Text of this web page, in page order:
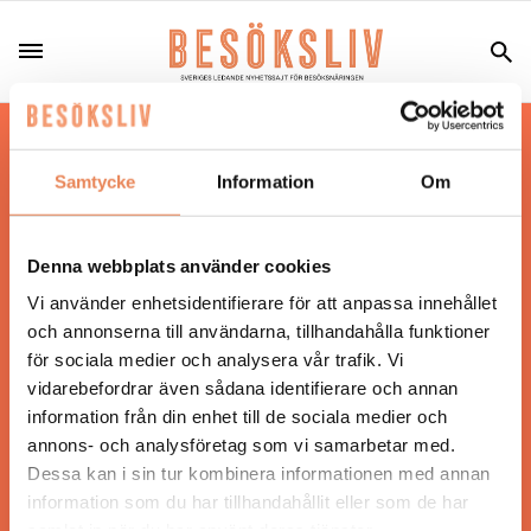
Samtycke Information Om
Denna webbplats använder cookies
Vi använder enhetsidentifierare för att anpassa innehållet
och annonserna till användarna, tillhandahålla funktioner
för sociala medier och analysera vår trafik. Vi
vidarebefordrar även sådana identifierare och annan
information från din enhet till de sociala medier och
annons- och analysföretag som vi samarbetar med.
Dessa kan i sin tur kombinera informationen med annan
information som du har tillhandahållit eller som de har
Hos oss läser du landets mest uppdaterade
nyheter och snackisar inom besöksnäringen.
Besöksliv i sin tryckta form är ett affärsmagasin
Tidningen ges ut avVisita
ANSVARIG UTGIVARE
Jonas Siljhammar
UPPHOVSRÄTT